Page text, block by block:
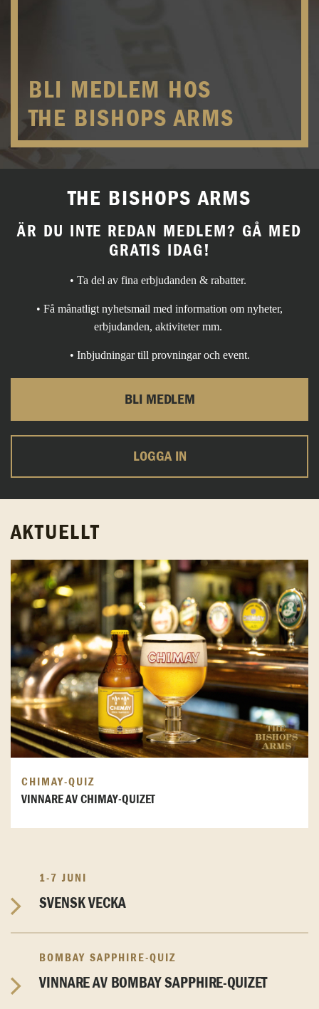
BLI MEDLEM HOS
THE BISHOPS ARMS
THE BISHOPS ARMS
ÄR DU INTE REDAN MEDLEM? GÅ MED
GRATIS IDAG!
• Ta del av fina erbjudanden & rabatter.
• Få månatligt nyhetsmail med information om nyheter,
erbjudanden, aktiviteter mm.
• Inbjudningar till provningar och event.
BLI MEDLEM
LOGGA IN
AKTUELLT
CHIMAY-QUIZ
VINNARE AV CHIMAY-QUIZET
1-7 JUNI
SVENSK VECKA
BOMBAY SAPPHIRE-QUIZ
VINNARE AV BOMBAY SAPPHIRE-QUIZET